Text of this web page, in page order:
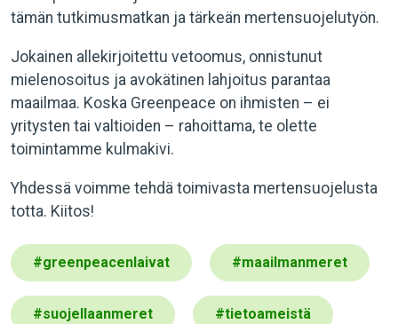
tämän tutkimusmatkan ja tärkeän mertensuojelutyön.
Jokainen allekirjoitettu vetoomus, onnistunut
mielenosoitus ja avokätinen lahjoitus parantaa
maailmaa. Koska Greenpeace on ihmisten – ei
yritysten tai valtioiden – rahoittama, te olette
toimintamme kulmakivi.
Yhdessä voimme tehdä toimivasta mertensuojelusta
totta. Kiitos!
#greenpeacenlaivat #maailmanmeret
#suojellaanmeret #tietoameistä